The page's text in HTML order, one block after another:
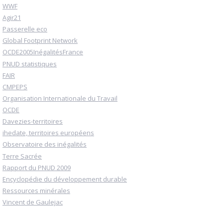
WWF
Agir21
Passerelle eco
Global Footprint Network
OCDE2005InégalitésFrance
PNUD statistiques
FAIR
CMPEPS
Organisation Internationale du Travail
OCDE
Davezies-territoires
ihedate, territoires européens
Observatoire des inégalités
Terre Sacrée
Rapport du PNUD 2009
Encyclopédie du développement durable
Ressources minérales
Vincent de Gaulejac